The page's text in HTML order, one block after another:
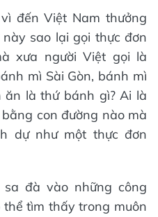
đến Việt Nam thưởng
sao lại gọi thực đơn
xưa người Việt gọi là
mì Sài Gòn, bánh mì
là thứ bánh gì? Ai là
con đường nào mà
dự như một thực đơn
đà vào những công
tìm thấy trong muôn